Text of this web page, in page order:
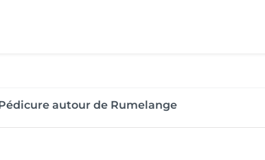
autour de Rumelange